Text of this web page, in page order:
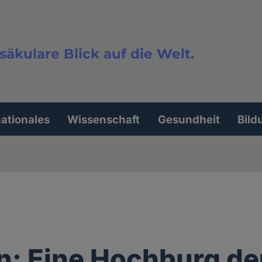
Blick auf die Welt.
Wissenschaft Gesundheit